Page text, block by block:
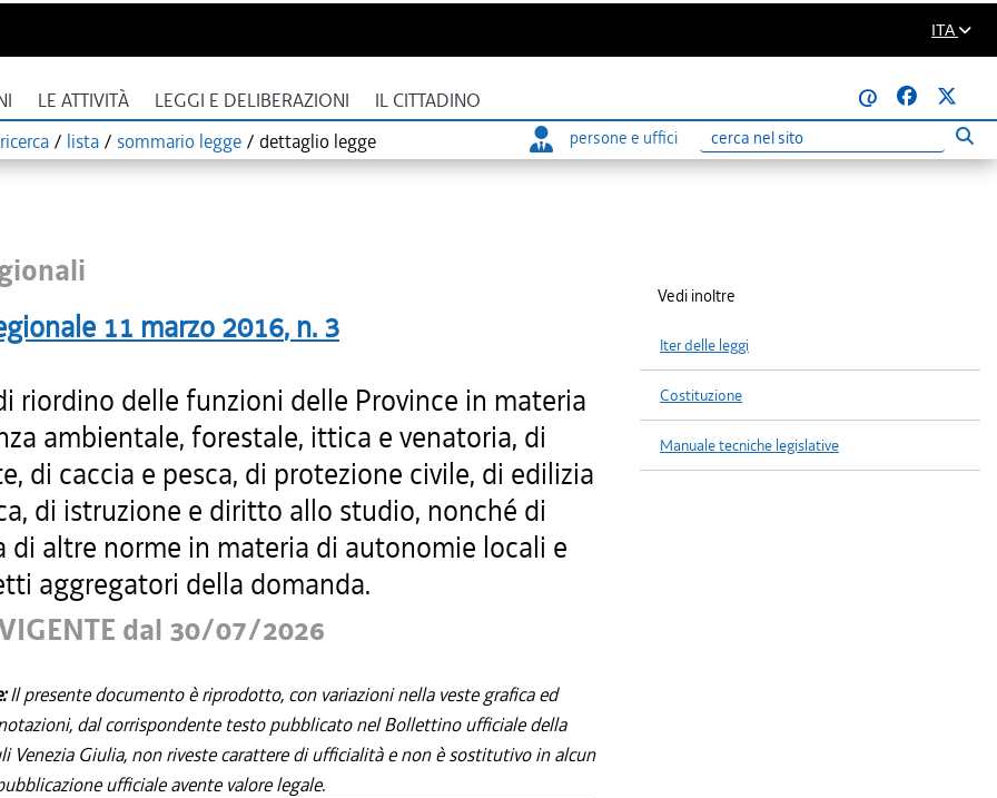
ITA
LE ATTIVITÀ LEGGI E DELIBERAZIONI IL CITTADINO
@
ricerca / lista / sommario legge / dettaglio legge persone e uffici
Ricerca
11 marzo 2016, n. 3
riordino delle funzioni delle Province in materia
ambientale, forestale, ittica e venatoria, di
di caccia e pesca, di protezione civile, di edilizia
di istruzione e diritto allo studio, nonché di
di altre norme in materia di autonomie locali e
aggregatori della domanda.
dal 30/07/2026
Il presente documento è riprodotto, con variazioni nella veste grafica ed
dal corrispondente testo pubblicato nel Bollettino ufficiale della
Venezia Giulia, non riveste carattere di ufficialità e non è sostitutivo in alcun
ufficiale avente valore legale.
Vedi inoltre
Iter delle leggi
Costituzione
Manuale tecniche legislative